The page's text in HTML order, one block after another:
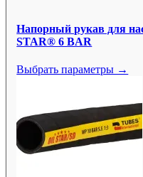
Напорный рукав для
STAR® 6 BAR
Выбрать параметры →